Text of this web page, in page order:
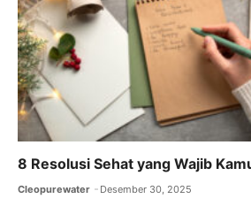
8 Resolusi Sehat yang Wajib
Cleopurewater Desember 30, 2025